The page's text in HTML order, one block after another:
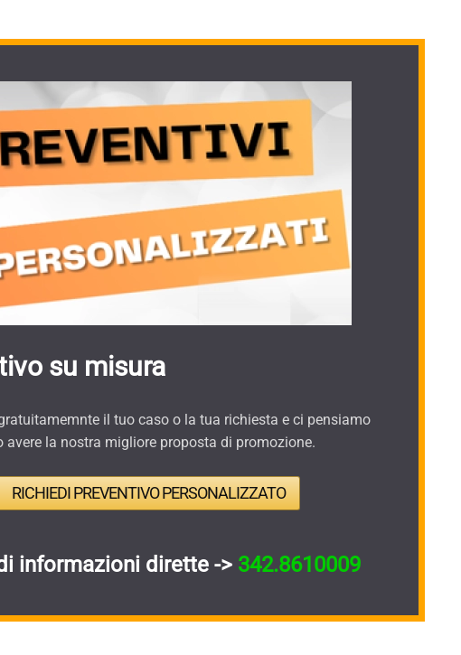
su misura
il tuo caso o la tua richiesta e ci pensiamo
avere la nostra migliore proposta di promozione.
RICHIEDI PREVENTIVO PERSONALIZZATO
informazioni dirette -> 342.8610009